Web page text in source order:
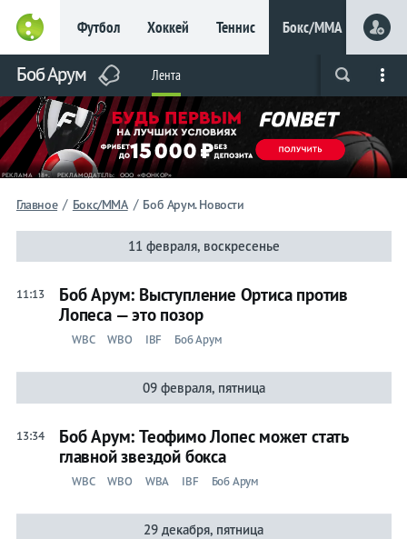
Футбол Хоккей Теннис Бокс/ММА
Live Вся лента Букмекеры
Боб Арум Лента
Главное / Бокс/ММА / Боб Арум. Новости
11 февраля, воскресенье
11:13
Боб Арум: Выступление Ортиса против
Лопеса — это позор
WBC WBO IBF Боб Арум
09 февраля, пятница
13:34
Боб Арум: Теофимо Лопес может стать
главной звездой бокса
WBC WBO WBA IBF Боб Арум
29 декабря, пятница
Главное
Фрибет
до 15
000 ₽
Новым
игрокам, без
условий
Футбол
Прогнозы
Букмекеры
Бои
Арум